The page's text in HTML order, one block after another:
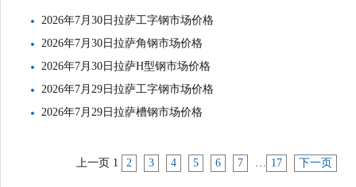
2026年7月30日拉萨工字钢市场价格
2026年7月30日拉萨角钢市场价格
2026年7月30日拉萨H型钢市场价格
2026年7月29日拉萨工字钢市场价格
2026年7月29日拉萨槽钢市场价格
上一页 1 2 3 4 5 6 7 … 17 下一页